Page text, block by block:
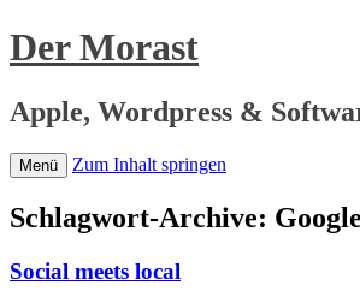
Der Morast
Apple, Wordpress &
Menü Zum Inhalt springen
Schlagwort-Archive:
Social meets local